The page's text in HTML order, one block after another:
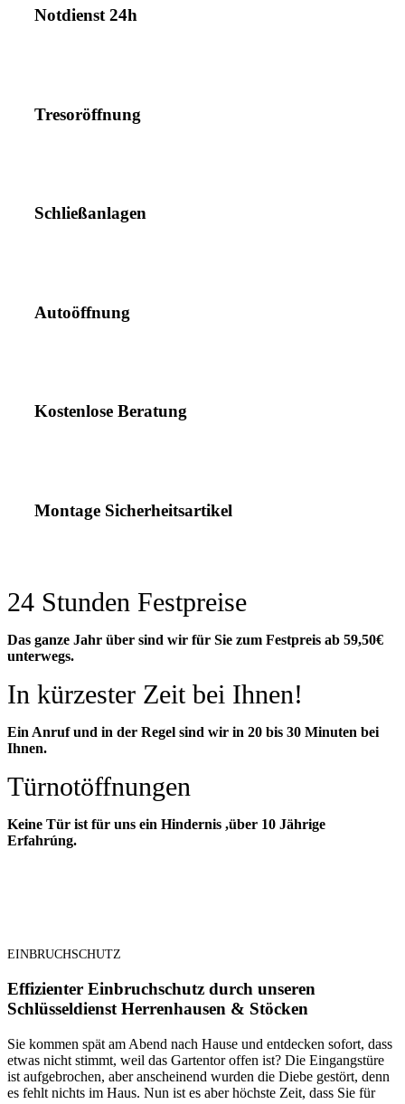
Notdienst 24h
Tresoröffnung
Schließanlagen
Autoöffnung
Kostenlose Beratung
Montage Sicherheitsartikel
24 Stunden Festpreise
Das ganze Jahr über sind wir für Sie zum Festpreis ab 59,50€
unterwegs.
In kürzester Zeit bei Ihnen!
Ein Anruf und in der Regel sind wir in 20 bis 30 Minuten bei
Ihnen.
Türnotöffnungen
Keine Tür ist für uns ein Hindernis ,über 10 Jährige
Erfahrúng.
EINBRUCHSCHUTZ
Effizienter Einbruchschutz durch unseren
Schlüsseldienst Herrenhausen & Stöcken
Sie kommen spät am Abend nach Hause und entdecken sofort, dass
etwas nicht stimmt, weil das Gartentor offen ist? Die Eingangstüre
ist aufgebrochen, aber anscheinend wurden die Diebe gestört, denn
es fehlt nichts im Haus. Nun ist es aber höchste Zeit, dass Sie für